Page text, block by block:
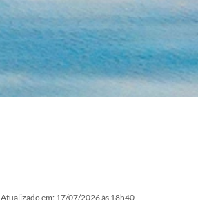
Atualizado em: 17/07/2026 às 18h40